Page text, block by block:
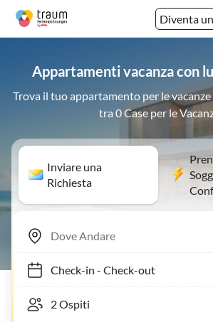
Diventa
Appartamenti vacanza con
Trova il tuo appartamento per le
tra 0 Case per le
Inviare una
Richiesta
Check-in- Check-out